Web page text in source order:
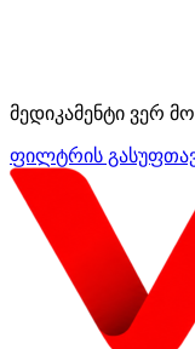
მედიკამენტი ვერ
ფილტრის